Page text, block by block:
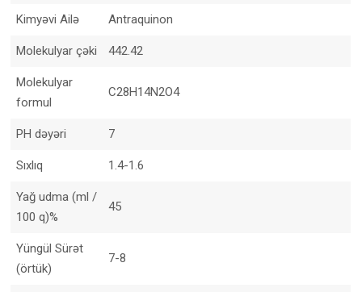
Kimyəvi Ailə Antraquinon
Molekulyar çəki 442.42
Molekulyar
formul
C28H14N2O4
PH dəyəri 7
Sıxlıq 1.4-1.6
Yağ udma (ml /
100 q)%
45
Yüngül Sürət
(örtük)
7-8